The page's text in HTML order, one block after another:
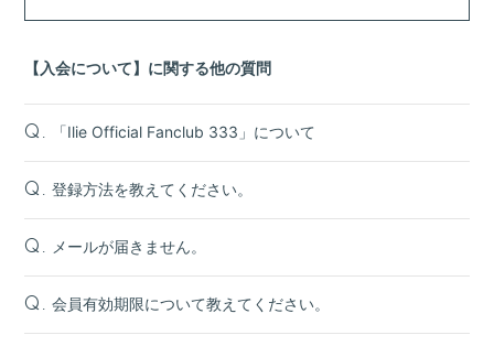
【入会について】に関する他の質問
Q. 「Ilie Official Fanclub 333」について
Q. 登録方法を教えてください。
Q. メールが届きません。
Q. 会員有効期限について教えてください。